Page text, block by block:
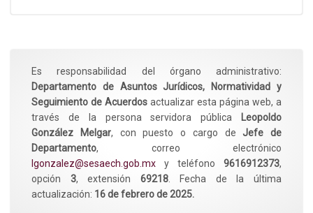
Es responsabilidad del órgano administrativo:
Departamento de Asuntos Jurídicos, Normatividad y
Seguimiento de Acuerdos actualizar esta página web, a
través de la persona servidora pública
Leopoldo
González Melgar, con puesto o cargo de Jefe de
Departamento, correo electrónico
lgonzalez@sesaech.gob.mx y teléfono 9616912373,
opción 3, extensión 69218. Fecha de la última
actualización: 16 de febrero de 2025.